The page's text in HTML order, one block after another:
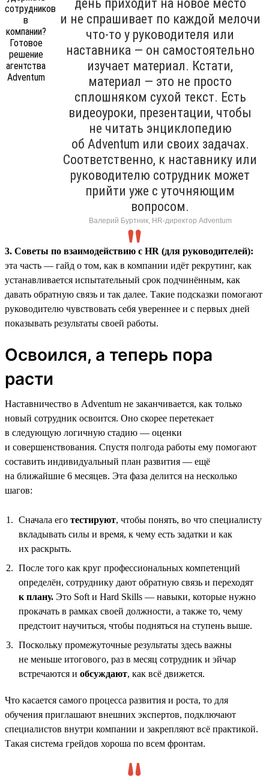
день приходит на новое место
и не спрашивает по каждой мелочи
что-то у руководителя или
наставника — он самостоятельно
изучает материал. Кстати,
материал — это не просто
сплошняком сухой текст. Есть
видеоуроки, презентации, чтобы
не читать энциклопедию
об Adventum или своих задачах.
Соответственно, к наставнику или
руководителю сотрудник может
прийти уже с уточняющим
вопросом.
Валерий Буртник, HR-директор Adventum
3. Советы по взаимодействию с HR (для руководителей):
эта часть — гайд о том, как в компании идёт рекрутинг, как
устанавливается испытательный срок подчинённым, как
давать обратную связь и так далее. Такие подсказки помогают
руководителю чувствовать себя увереннее и с первых дней
показывать результаты своей работы.
Освоился, а теперь пора
расти
Наставничество в Adventum не заканчивается, как только
новый сотрудник освоится. Оно скорее перетекает
в следующую логичную стадию — оценки
и совершенствования. Спустя полгода работы ему помогают
составить индивидуальный план развития — ещё
на ближайшие 6 месяцев. Эта фаза делится на несколько
шагов:
Сначала его тестируют, чтобы понять, во что специалисту
вкладывать силы и время, к чему есть задатки и как
их раскрыть.
После того как круг профессиональных компетенций
определён, сотруднику дают обратную связь и переходят
к плану. Это Soft и Hard Skills — навыки, которые нужно
прокачать в рамках своей должности, а также то, чему
предстоит научиться, чтобы подняться на ступень выше.
Поскольку промежуточные результаты здесь важны
не меньше итогового, раз в месяц сотрудник и эйчар
встречаются и обсуждают, как всё движется.
Что касается самого процесса развития и роста, то для
обучения приглашают внешних экспертов, подключают
специалистов внутри компании и закрепляют всё практикой.
Такая система грейдов хороша по всем фронтам.